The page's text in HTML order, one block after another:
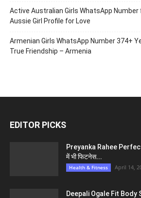
Active Australian Girls WhatsApp Number
Aussie Girl Profile for Love
Armenian Girls WhatsApp Number 374+
True Friendship – Armenia
EDITOR PICKS
Preyanka Rahee
में भी फिटनेस...
Health & Fitness April 14,
Deepali Ogale Fit Body